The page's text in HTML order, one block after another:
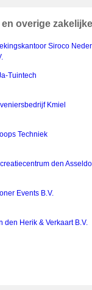
overige
Siroco
Tuintech
Kmiel
Techniek
den
Events B.V.
den Herik & Verkaart B.V.